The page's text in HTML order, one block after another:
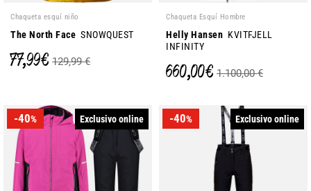
Chaqueta esquí niño
The North Face SNOWQUEST
77,99 € 129,99 €
Chaqueta Esquí Hombre
Helly Hansen KVITFJELL
INFINITY
660,00 € 1.100,00 €
-40% Exclusivo online -40% Exclusivo online